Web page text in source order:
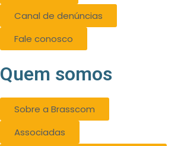
Canal de denúncias
Fale conosco
Quem somos
Sobre a Brasscom
Associadas